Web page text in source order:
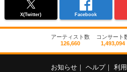
X(Twitter) Facebook
アーティスト数
126,660
コンサート
1,493,094
お知らせ ｜ ヘルプ｜ 利